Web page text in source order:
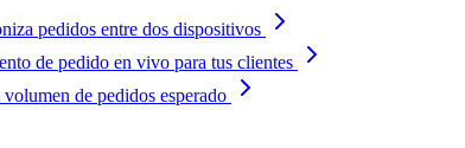
pedidos entre dos dispositivos
de pedido en vivo para tus clientes
de pedidos esperado